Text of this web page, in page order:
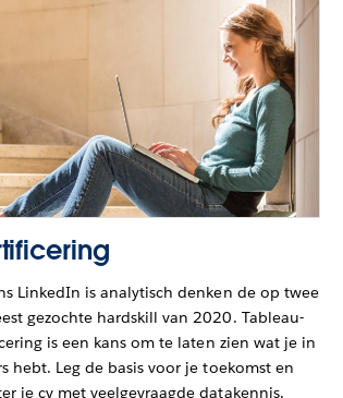
LinkedIn is analytisch denken de op twee
gezochte hardskill van 2020. Tableau-
is een kans om te laten zien wat je in
hebt. Leg de basis voor je toekomst en
je cv met veelgevraagde datakennis.